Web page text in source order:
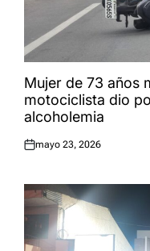
Mujer de 73 años
motociclista dio
alcoholemia
Publicado
mayo 23, 2026